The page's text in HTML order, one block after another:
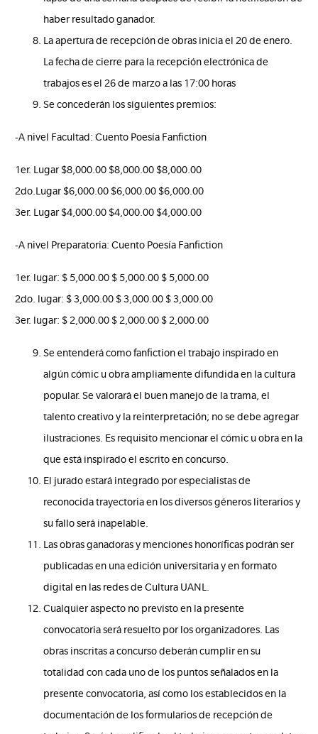
haber resultado ganador.
La apertura de recepción de obras inicia el 20 de enero.
La fecha de cierre para la recepción electrónica de
trabajos es el 26 de marzo a las 17:00 horas
Se concederán los siguientes premios:
-A nivel Facultad: Cuento Poesía Fanfiction
1er. Lugar $8,000.00 $8,000.00 $8,000.00
2do.Lugar $6,000.00 $6,000.00 $6,000.00
3er. Lugar $4,000.00 $4,000.00 $4,000.00
-A nivel Preparatoria: Cuento Poesía Fanfiction
1er. lugar: $ 5,000.00 $ 5,000.00 $ 5,000.00
2do. lugar: $ 3,000.00 $ 3,000.00 $ 3,000.00
3er. lugar: $ 2,000.00 $ 2,000.00 $ 2,000.00
Se entenderá como fanfiction el trabajo inspirado en
algún cómic u obra ampliamente difundida en la cultura
popular. Se valorará el buen manejo de la trama, el
talento creativo y la reinterpretación; no se debe agregar
ilustraciones. Es requisito mencionar el cómic u obra en la
que está inspirado el escrito en concurso.
El jurado estará integrado por especialistas de
reconocida trayectoria en los diversos géneros literarios y
su fallo será inapelable.
Las obras ganadoras y menciones honoríficas podrán ser
publicadas en una edición universitaria y en formato
digital en las redes de Cultura UANL.
Cualquier aspecto no previsto en la presente
convocatoria será resuelto por los organizadores. Las
obras inscritas a concurso deberán cumplir en su
totalidad con cada uno de los puntos señalados en la
presente convocatoria, así como los establecidos en la
documentación de los formularios de recepción de